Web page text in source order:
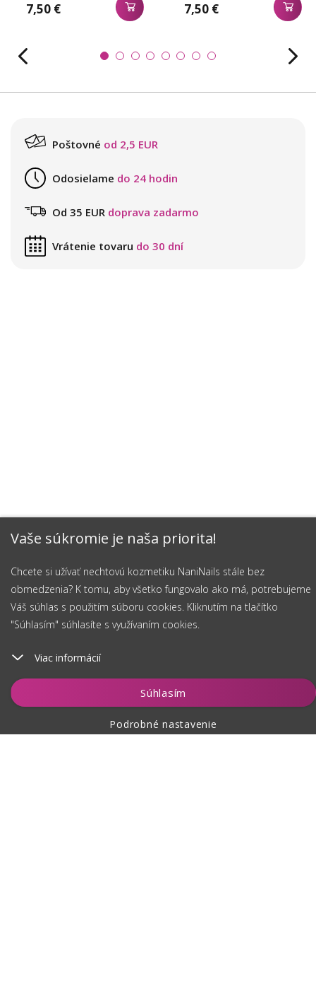
Vaše súkromie je naša priorita!
Chcete si užívať nechtovú kozmetiku NaniNails stále bez
obmedzenia? K tomu, aby všetko fungovalo ako má, potrebujeme
Váš súhlas s použitím súboru cookies. Kliknutím na tlačítko
"Súhlasím" súhlasíte s využívaním cookies.
Viac informácií
Súhlasím
Podrobné nastavenie
Vložiť do košíka
7,50 € 7,50 €
Poštovné od 2,5 EUR
Odosielame do 24 hodin
Od 35 EUR doprava zadarmo
Vrátenie tovaru do 30 dní